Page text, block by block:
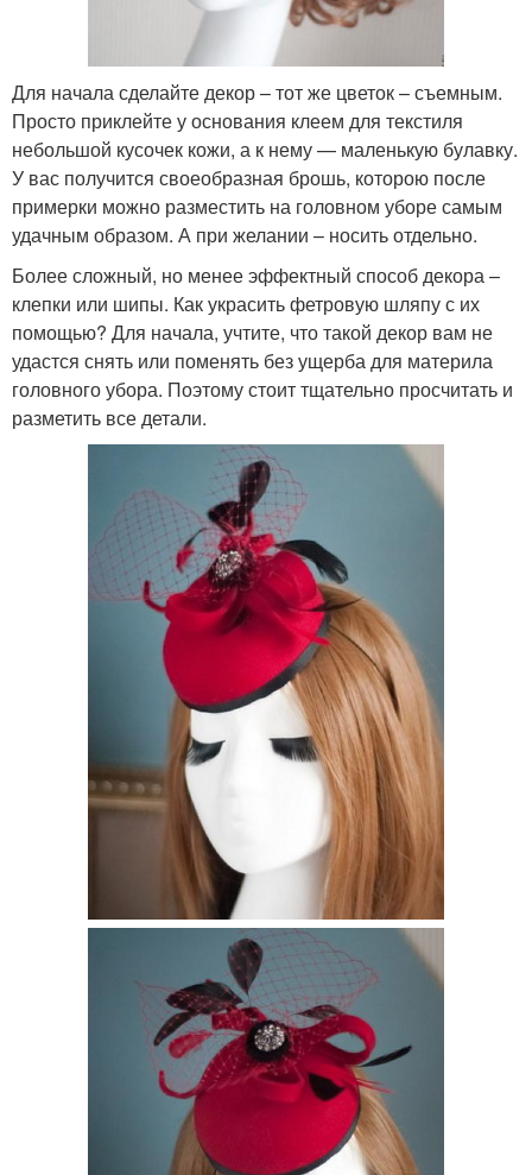
Для начала сделайте декор – тот же цветок – съемным.
Просто приклейте у основания клеем для текстиля
небольшой кусочек кожи, а к нему — маленькую булавку.
У вас получится своеобразная брошь, которою после
примерки можно разместить на головном уборе самым
удачным образом. А при желании – носить отдельно.
Более сложный, но менее эффектный способ декора –
клепки или шипы. Как украсить фетровую шляпу с их
помощью? Для начала, учтите, что такой декор вам не
удастся снять или поменять без ущерба для материла
головного убора. Поэтому стоит тщательно просчитать и
разметить все детали.